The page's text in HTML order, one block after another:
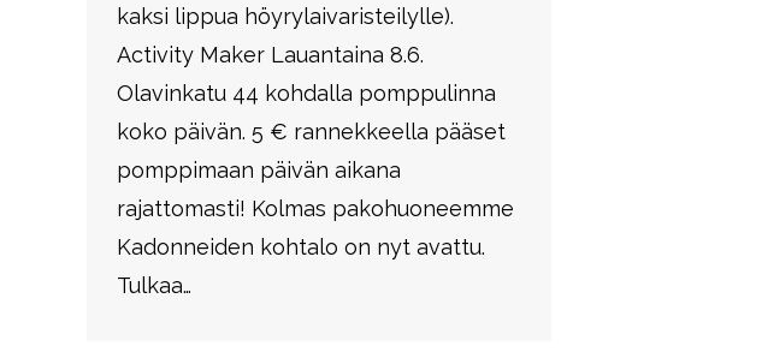
kaksi lippua höyrylaivaristeilylle).
Activity Maker Lauantaina 8.6.
Olavinkatu 44 kohdalla pomppulinna
koko päivän. 5 € rannekkeella pääset
pomppimaan päivän aikana
rajattomasti! Kolmas pakohuoneemme
Kadonneiden kohtalo on nyt avattu.
Tulkaa…